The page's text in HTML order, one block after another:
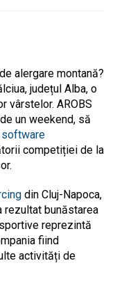
alergare montană?
județul Alba, o
vârstelor. AROBS
un weekend, să
software
competiției de la
din Cluj-Napoca,
rezultat bunăstarea
reprezintă
fiind
activități de